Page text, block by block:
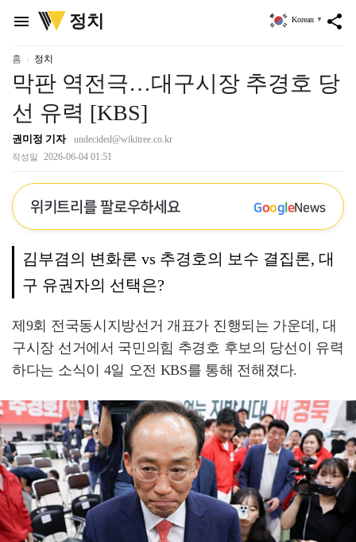
menu
위
키
정치 share
Korean ▼
홈 정치
막판 역전극…대구시장 추경호 당
선 유력 [KBS]
권미정 기자 undecided@wikitree.co.kr
작성일 2026-06-04 01:51
위키트리를 팔로우하세요 GoogleNews
김부겸의 변화론 vs 추경호의 보수 결집론, 대
구 유권자의 선택은?
제9회 전국동시지방선거 개표가 진행되는 가운데, 대
구시장 선거에서 국민의힘 추경호 후보의 당선이 유력
하다는 소식이 4일 오전 KBS를 통해 전해졌다.